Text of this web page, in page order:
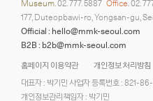
홈페이지 이용약관
개인정보 처리방침
대표자 : 박기민 사업자 등록번호 : 821-
개인정보관리책임자 : 박기민
Museum. 02. 777. 5887 Office. 02.
177, Duteopbawi-ro, Yongsan-gu,
Official : hello@mmk-seoul.com
B2B : b2b@mmk-seoul.com